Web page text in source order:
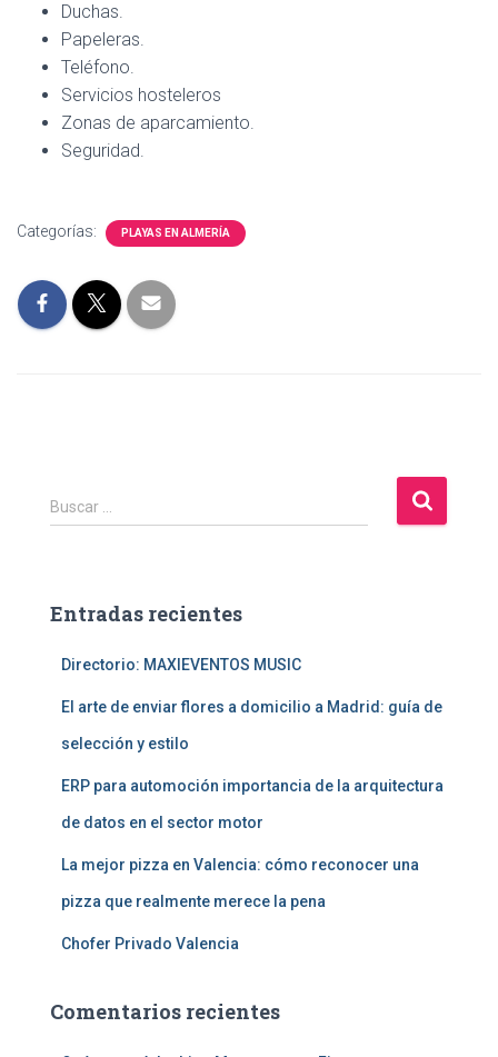
Duchas.
Papeleras.
Teléfono.
Servicios hosteleros
Zonas de aparcamiento.
Seguridad.
Categorías: PLAYAS EN ALMERÍA
B
u
r
Buscar …
Entradas recientes
Directorio: MAXIEVENTOS MUSIC
El arte de enviar flores a domicilio a Madrid: guía de
selección y estilo
ERP para automoción importancia de la arquitectura
de datos en el sector motor
La mejor pizza en Valencia: cómo reconocer una
pizza que realmente merece la pena
Chofer Privado Valencia
Comentarios recientes